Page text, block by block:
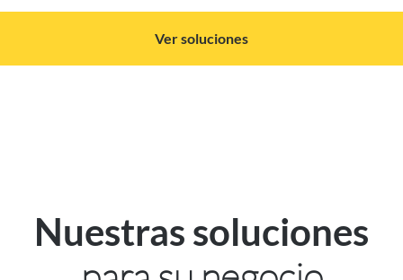
Ver soluciones
Nuestras soluciones